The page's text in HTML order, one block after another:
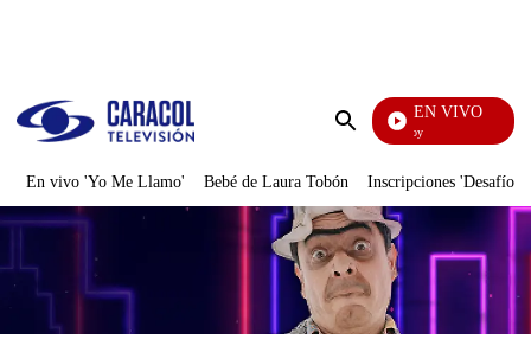
Enviar
EN VIVO
La Finca De Hoy
En vivo 'Yo Me Llamo' Bebé de Laura Tobón Inscripciones 'Desafío'